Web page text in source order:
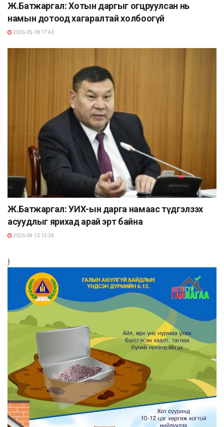
Ж.Батжаргал: Хотын даргыг огцруулсан нь
намын дотоод хагаралтай холбоогүй
2026-05-18 17:43
Ж.Батжаргал: УИХ-ын дарга намаас түдгэлзэх
асуудлыг ярихад арай эрт байна
2026-04-13 15:36
}